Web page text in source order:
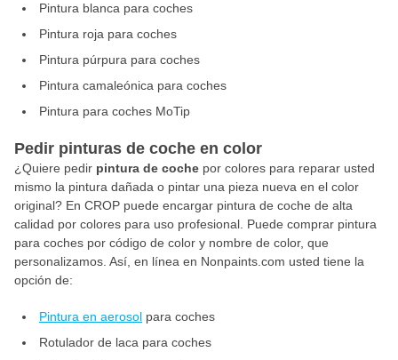
Pintura blanca para coches
Pintura roja para coches
Pintura púrpura para coches
Pintura camaleónica para coches
Pintura para coches MoTip
Pedir pinturas de coche en color
¿Quiere pedir pintura de coche por colores para reparar usted
mismo la pintura dañada o pintar una pieza nueva en el color
original? En CROP puede encargar pintura de coche de alta
calidad por colores para uso profesional. Puede comprar pintura
para coches por código de color y nombre de color, que
personalizamos. Así, en línea en Nonpaints.com usted tiene la
opción de:
Pintura en aerosol para coches
Rotulador de laca para coches